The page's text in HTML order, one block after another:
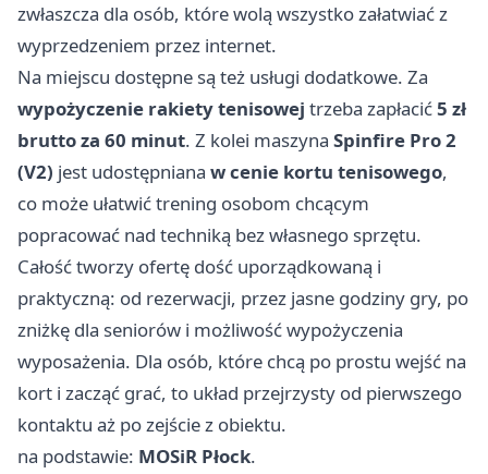
zwłaszcza dla osób, które wolą wszystko załatwiać z
wyprzedzeniem przez internet.
Na miejscu dostępne są też usługi dodatkowe. Za
wypożyczenie rakiety tenisowej trzeba zapłacić5 zł
brutto za 60 minut. Z kolei maszyna Spinfire Pro 2
(V2) jest udostępniana w cenie kortu tenisowego,
co może ułatwić trening osobom chcącym
popracować nad techniką bez własnego sprzętu.
Całość tworzy ofertę dość uporządkowaną i
praktyczną: od rezerwacji, przez jasne godziny gry, po
zniżkę dla seniorów i możliwość wypożyczenia
wyposażenia. Dla osób, które chcą po prostu wejść na
kort i zacząć grać, to układ przejrzysty od pierwszego
kontaktu aż po zejście z obiektu.
na podstawie: MOSiR Płock.